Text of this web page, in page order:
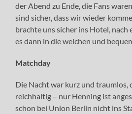
der Abend zu Ende, die Fans
sind sicher, dass wir wieder
brachte uns sicher ins Hotel, nach
es dann in die weichen und
Matchday
Die Nacht war kurz und traumlos,
reichhaltig – nur Henning ist
schon bei Union Berlin nicht ins